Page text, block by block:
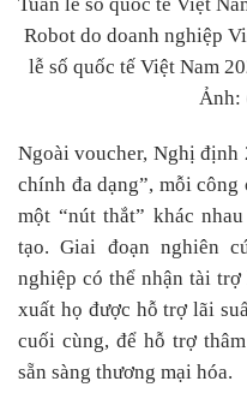
Robot do doanh nghiệp
lễ số quốc tế Việt Nam
Ảnh:
Ngoài voucher, Nghị định
chính đa dạng”, mỗi
một “nút thắt” khác
tạo. Giai đoạn nghiên
nghiệp có thể nhận tài
xuất họ được hỗ trợ lãi
cuối cùng, để hỗ trợ
sẵn sàng thương mại hóa.